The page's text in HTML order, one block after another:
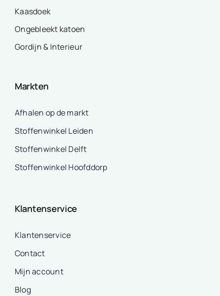
Kaasdoek
Ongebleekt katoen
Gordijn & Interieur
Markten
Afhalen op de markt
Stoffenwinkel Leiden
Stoffenwinkel Delft
Stoffenwinkel Hoofddorp
Klantenservice
Klantenservice
Contact
Mijn account
Blog